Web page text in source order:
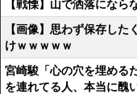
【戦慄】山で洒落にな
【画像】思わず保存し
けｗｗｗｗｗ
宮崎駿「心の穴を埋める
を連れてる人、本当に醜